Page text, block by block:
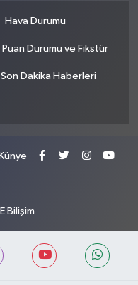
Hava Durumu
Puan Durumu ve Fikstür
Son Dakika Haberleri
Künye
Bilişim